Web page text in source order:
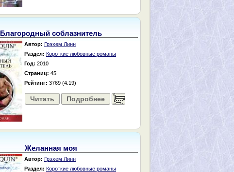
Благородный соблазнитель
Автор: Грэхем Линн
Раздел: Короткие любовные романы
Год: 2010
Страниц: 45
Рейтинг: 3769 (4.19)
Читать Подробнее ......
Желанная моя
Автор: Грэхем Линн
Раздел: Короткие любовные романы